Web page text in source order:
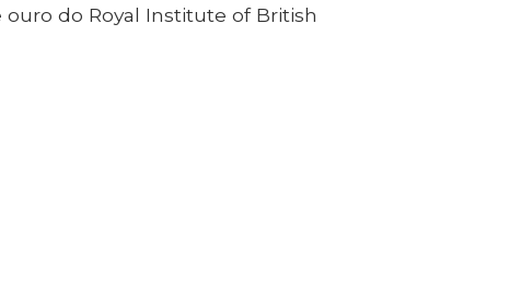
do Royal Institute of British